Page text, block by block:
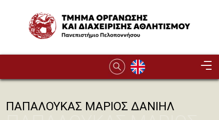
Image
ΠΑΠΑΛΟΥΚΑΣ ΜΑΡΙΟΣ ΔΑΝΙΗΛ